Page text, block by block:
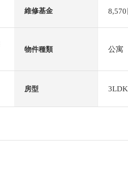
維修基金
物件種類 公寓
房型 3LDK